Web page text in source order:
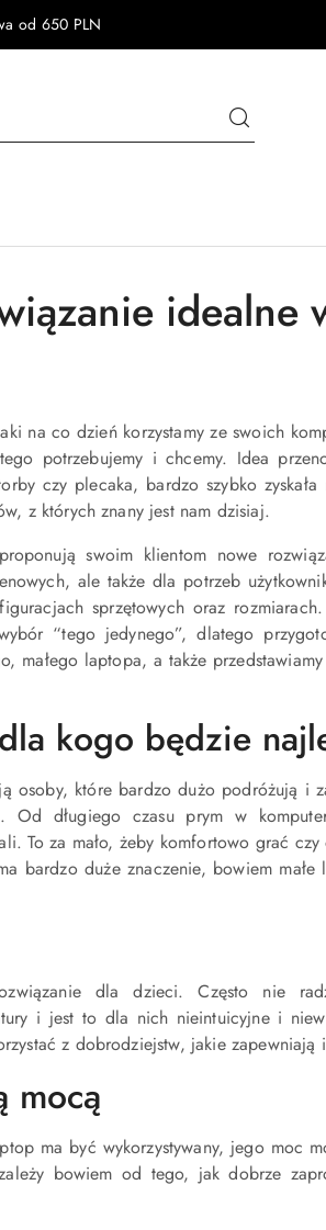
od 650 PLN
idealne
na co dzień korzystamy ze swoich
potrzebujemy i chcemy. Idea
czy plecaka, bardzo szybko
z których znany jest nam dzisiaj.
swoim klientom nowe
ale także dla potrzeb
sprzętowych oraz
“tego jedynego”, dlatego
małego laptopa, a także
kogo będzie
osoby, które bardzo dużo podróżują i
Od długiego czasu prym w
To za mało, żeby komfortowo grać
bardzo duże znaczenie, bowiem
dla dzieci. Często nie
i jest to dla nich nieintuicyjne i
z dobrodziejstw, jakie zapewniają
mocą
ma być wykorzystywany, jego moc
bowiem od tego, jak dobrze